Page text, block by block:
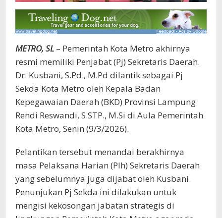
METRO, SL – Pemerintah Kota Metro akhirnya
resmi memiliki Penjabat (Pj) Sekretaris Daerah.
Dr. Kusbani, S.Pd., M.Pd dilantik sebagai Pj
Sekda Kota Metro oleh Kepala Badan
Kepegawaian Daerah (BKD) Provinsi Lampung
Rendi Reswandi, S.STP., M.Si di Aula Pemerintah
Kota Metro, Senin (9/3/2026).
Pelantikan tersebut menandai berakhirnya
masa Pelaksana Harian (Plh) Sekretaris Daerah
yang sebelumnya juga dijabat oleh Kusbani.
Penunjukan Pj Sekda ini dilakukan untuk
mengisi kekosongan jabatan strategis di